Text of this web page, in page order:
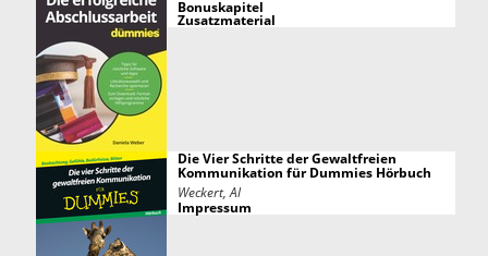
Bonuskapitel
Zusatzmaterial
Die Vier Schritte der Gewaltfreien
Kommunikation für Dummies Hörbuch
Weckert, Al
Impressum